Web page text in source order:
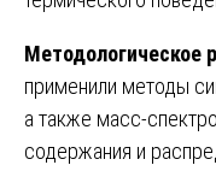
Методологическое
применили методы
а также масс-
содержания и